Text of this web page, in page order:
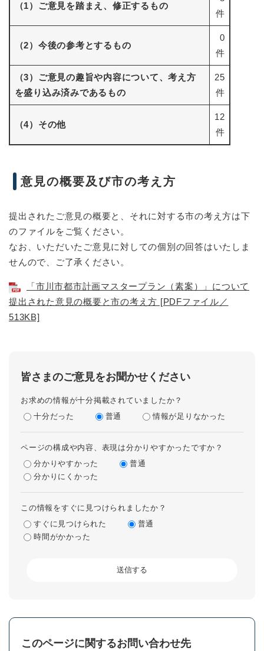
（1）ご意見を踏まえ、修正するもの
件
（2）今後の参考とするもの
0
件
（3）ご意見の趣旨や内容について、考え方
を盛り込み済みであるもの
25
件
（4）その他
12
件
意見の概要及び市の考え方
提出されたご意見の概要と、それに対する市の考え方は下
のファイルをご覧ください。
なお、いただいたご意見に対しての個別の回答はいたしま
せんので、ご了承ください。
「市川市都市計画マスタープラン（素案）」について
提出された意見の概要と市の考え方 [PDFファイル／
513KB]
皆さまのご意見をお聞かせください
お求めの情報が十分掲載されていましたか？
十分だった
普通 情報が足りなかった
ページの構成や内容、表現は分かりやすかったですか？
分かりやすかった
普通
分かりにくかった
この情報をすぐに見つけられましたか？
すぐに見つけられた
普通
時間がかかった
このページに関するお問い合わせ先